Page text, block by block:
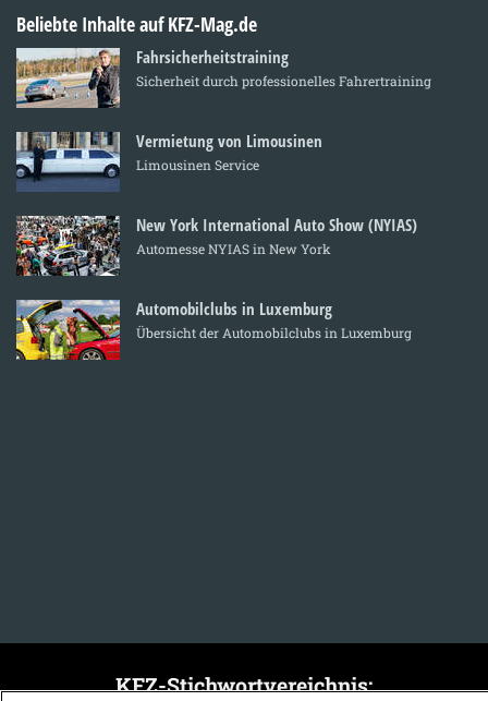
Beliebte Inhalte auf KFZ-Mag.de
Fahrsicherheitstraining
Sicherheit durch professionelles Fahrertraining
Vermietung von Limousinen
Limousinen Service
New York International Auto Show (NYIAS)
Automesse NYIAS in New York
Automobilclubs in Luxemburg
Übersicht der Automobilclubs in Luxemburg
KFZ-Stichwortvereichnis: